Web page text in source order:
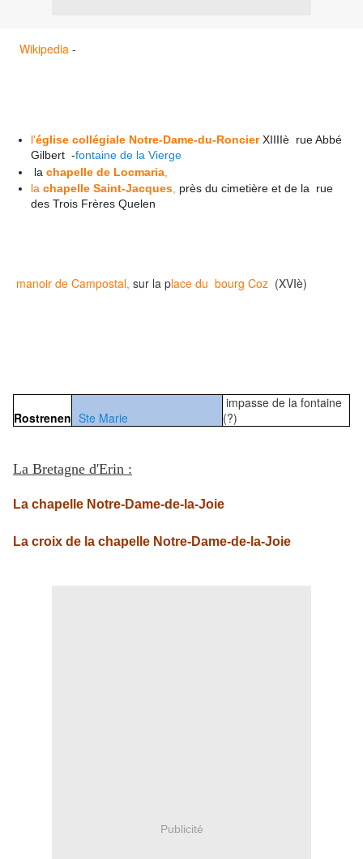
Wikipedia -
l'église collégiale Notre-Dame-du-RoncierXIIIIè rue Abbé
Gilbert -fontaine de la Vierge
la chapelle de Locmaria
la chapelle Saint-Jacques près du cimetière et de la rue
des Trois Frères Quelen
manoir de Campostal, sur la place du bourg Coz (XVIè)
Rostrenen Ste Marie
impasse de la fontaine
(?)
La Bretagne d'Erin :
La chapelle Notre-Dame-de-la-Joie
La croix de la chapelle Notre-Dame-de-la-Joie
Publicité